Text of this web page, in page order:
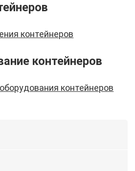
контейнеров
контейнеров
контейнеров